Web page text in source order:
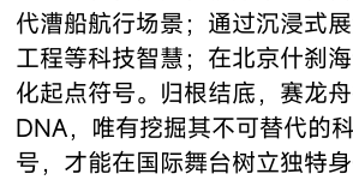
代漕船航行场景；通过沉浸式
工程等科技智慧；在北京什刹
化起点符号。归根结底，赛龙
DNA，唯有挖掘其不可替代的
号，才能在国际舞台树立独特